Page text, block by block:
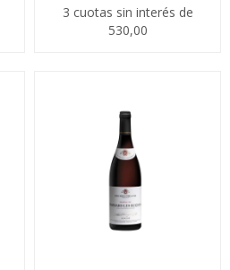
3 cuotas sin interés de
530,00